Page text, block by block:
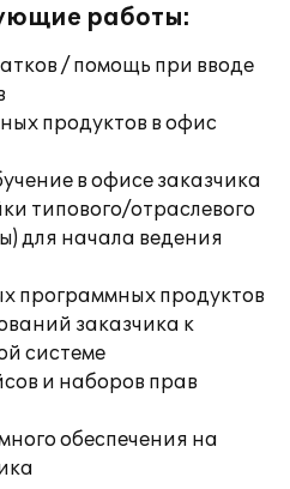
работы:
/ помощь при вводе
продуктов в офис
в офисе заказчика
типового/отраслевого
для начала ведения
программных продуктов
заказчика к
системе
и наборов прав
обеспечения на